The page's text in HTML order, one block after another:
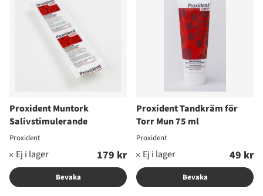
Proxident Muntork
Salivstimulerande
Proxident
179 kr
Bevaka
Proxident Tandkräm för
Torr Mun 75 ml
Proxident
49 kr
Bevaka